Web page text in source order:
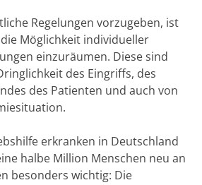
Regelungen vorzugeben, ist
Möglichkeit individueller
einzuräumen. Diese sind
des Eingriffs, des
des Patienten und auch von
erkranken in Deutschland
halbe Million Menschen neu an
besonders wichtig: Die